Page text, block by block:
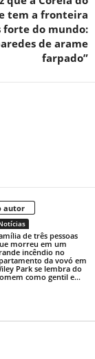
tem a fronteira
forte do mundo:
de arame
farpado”
autor
de três pessoas
morreu em um
incêndio no
da vovó em
Park se lembra do
como gentil e...